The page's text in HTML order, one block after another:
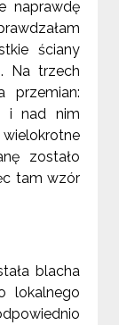
naprawdę
ściany
Na trzech
przemian:
i nad nim
zostało
tam wzór
blacha
lokalnego